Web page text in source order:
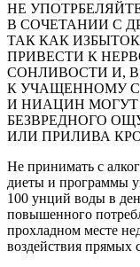
НЕ
В СОЧЕТАНИИ С
ТАК КАК
ПРИВЕСТИ К
СОНЛИВОСТИ И, В
К УЧАЩЕННОМУ
И НИАЦИН МОГУТ
БЕЗВРЕДНОГО
ИЛИ ПРИЛИВА
Не принимать с
диеты и программы
100 унций воды в
повышенного
прохладном месте
воздействия прямых